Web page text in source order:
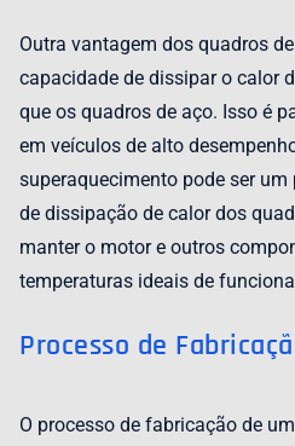
Outra vantagem dos quadros
capacidade de dissipar o calor
que os quadros de aço. Isso é
em veículos de alto
superaquecimento pode ser
de dissipação de calor dos
manter o motor e outros
temperaturas ideais de
Processo de
O processo de fabricação de